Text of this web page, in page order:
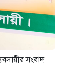
সংবাদ